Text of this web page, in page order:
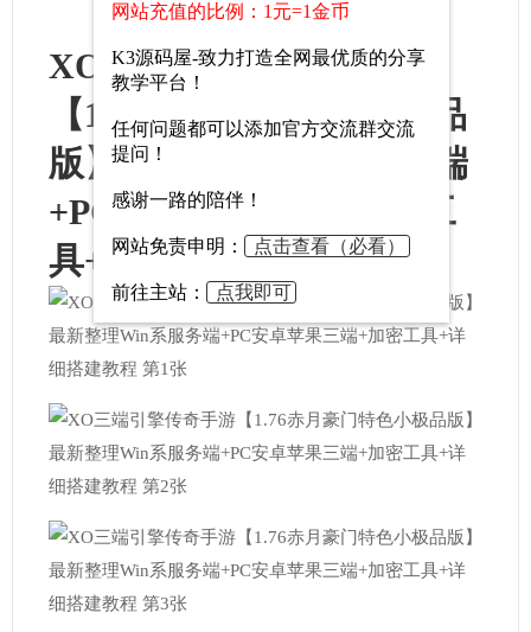
XO三端引擎传奇手游
【1.76赤月豪门特色小极品
版】最新整理Win系服务端
+PC安卓苹果三端+加密工
具+详细搭建教程
网站充值的比例：1元=1金币
K3源码屋-致力打造全网最优质的分享
教学平台！
任何问题都可以添加官方交流群交流
提问！
感谢一路的陪伴！
网站免责申明： 点击查看（必看）
前往主站： 点我即可
官方交流群：864515583